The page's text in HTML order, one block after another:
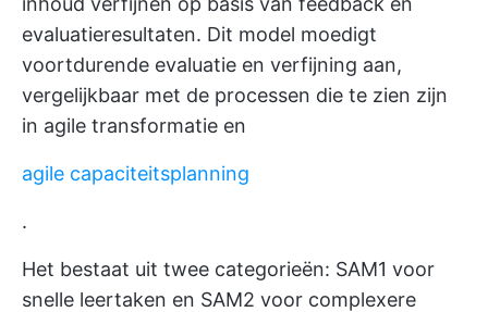
evaluatieresultaten. Dit model moedigt
voortdurende evaluatie en verfijning aan,
vergelijkbaar met de processen die te zien zijn
in agile transformatie en
agile capaciteitsplanning
.
Het bestaat uit twee categorieën: SAM1 voor
snelle leertaken en SAM2 voor complexere